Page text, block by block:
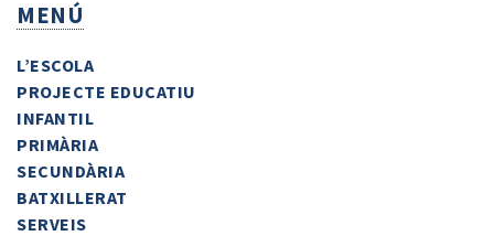
MENÚ
L’ESCOLA
PROJECTE EDUCATIU
INFANTIL
PRIMÀRIA
SECUNDÀRIA
BATXILLERAT
SERVEIS